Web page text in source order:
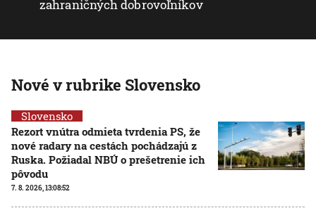
zahraničných dobrovoľníkov
Nové v rubrike Slovensko
Slovensko
Rezort vnútra odmieta tvrdenia PS, že
nové radary na cestách pochádzajú z
Ruska. Požiadal NBÚ o prešetrenie ich
pôvodu
7. 8. 2026, 13:08:52